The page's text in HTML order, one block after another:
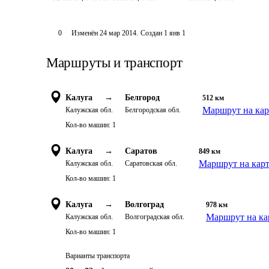
0 Изменён 24 мар 2014. Создан 1 янв 1
Маршруты и транспорт
Калуга →
Калужская обл.
Белгород
Белгородская обл.
512 км
Маршрут на
Кол-во машин: 1
Калуга →
Калужская обл.
Саратов
Саратовская обл.
849 км
Маршрут на
Кол-во машин: 1
Калуга →
Калужская обл.
Волгоград
Волгоградская обл.
978 км
Маршрут на
Кол-во машин: 1
Варианты транспорта